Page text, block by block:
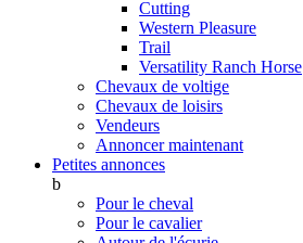
Cutting
Western Pleasure
Trail
Versatility Ranch Horse
Chevaux de voltige
Chevaux de loisirs
Vendeurs
Annoncer maintenant
Petites annonces
b
Pour le cheval
Pour le cavalier